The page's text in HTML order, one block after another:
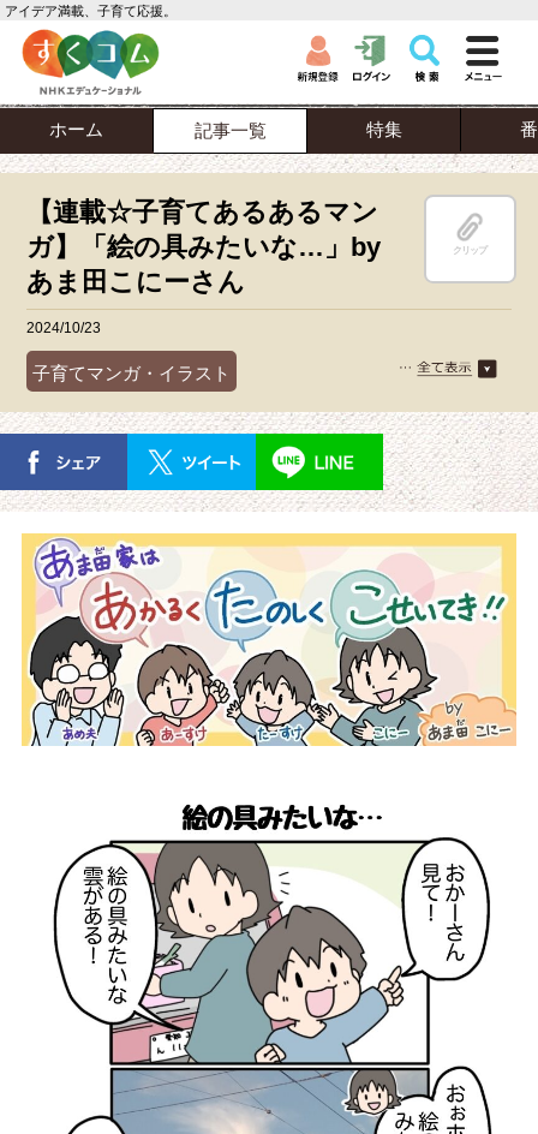
アイデア満載、子育て応援。
ホーム 記事一覧 特集
【連載☆子育てあるあるマン
ガ】「絵の具みたいな…」by
あま田こにーさん
クリップ
2024/10/23
子育てマンガ・イラスト